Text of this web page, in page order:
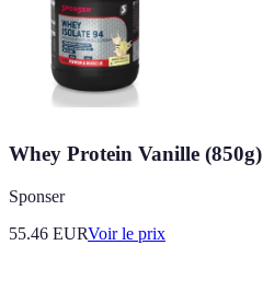
Whey Protein Vanille (850g)
Sponser
55.46 EURVoir le prix